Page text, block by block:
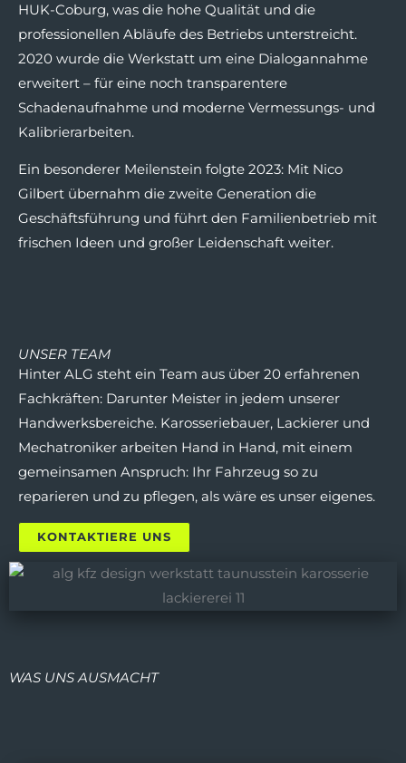
HUK-Coburg, was die hohe Qualität und die
professionellen Abläufe des Betriebs unterstreicht.
2020 wurde die Werkstatt um eine Dialogannahme
erweitert – für eine noch transparentere
Schadenaufnahme und moderne Vermessungs- und
Kalibrierarbeiten.
Ein besonderer Meilenstein folgte 2023: Mit Nico
Gilbert übernahm die zweite Generation die
Geschäftsführung und führt den Familienbetrieb mit
frischen Ideen und großer Leidenschaft weiter.
UNSER TEAM
Hinter ALG steht ein Team aus über 20 erfahrenen
Fachkräften: Darunter Meister in jedem unserer
Handwerksbereiche. Karosseriebauer, Lackierer und
Mechatroniker arbeiten Hand in Hand, mit einem
gemeinsamen Anspruch: Ihr Fahrzeug so zu
reparieren und zu pflegen, als wäre es unser eigenes.
KONTAKTIERE UNS
WAS UNS AUSMACHT